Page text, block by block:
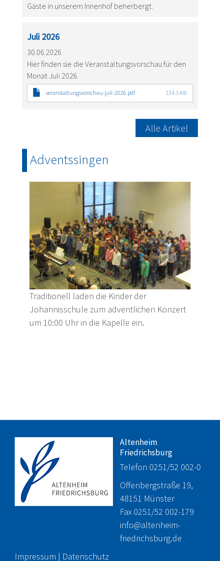
Gäste in unserem Innenhof beherbergt.
Juli 2026
30.06.2026
Hier finden sie die Veranstaltungsvorschau für den
Monat Juli 2026.
veranstaltungsvorschau-juli-2026.pdf 134.3 KB
Alle Artikel
Adventssingen
Traditionell laden die Kinder der
Johannisschule zum adventlichen Konzert
um 10:00 Uhr in die Kapelle ein.
Altenheim
Friedrichsburg
Telefon 0251/52 002-0
Offenbergstraße 19,
48151 Münster
Fax 0251/52 002-179
info@altenheim-
friedrichsburg.de
Impressum | Datenschutz